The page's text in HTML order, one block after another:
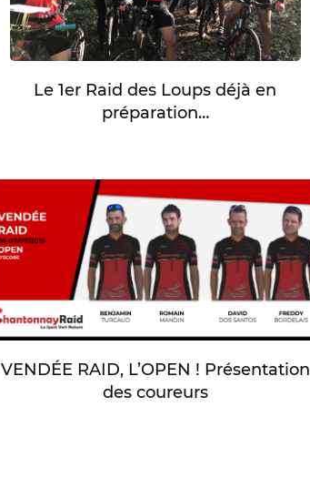
Le 1er Raid des Loups déjà en
préparation…
VENDÉE RAID, L’OPEN ! Présentation
des coureurs